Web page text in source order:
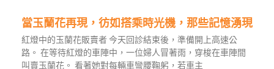
當玉蘭花再現，彷如搭乘時光機，那些記憶湧現
紅燈中的玉蘭花販賣者 今天回診結束後，準備開上高速公
路。 在等待紅燈的車陣中，一位婦人冒著雨，穿梭在車陣間
叫賣玉蘭花。 看著她對每輛車彎腰鞠躬，若車主